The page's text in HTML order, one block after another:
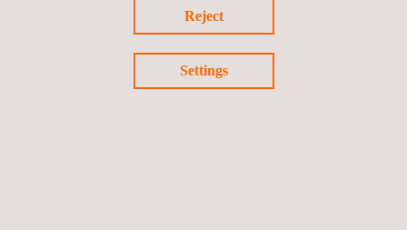
Reject
Settings